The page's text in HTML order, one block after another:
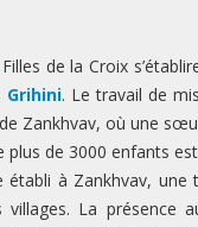
de la Croix
Grihini. Le travail de
Zankhvav, où une
de 3000 enfants
établi à Zankhvav,
La présence